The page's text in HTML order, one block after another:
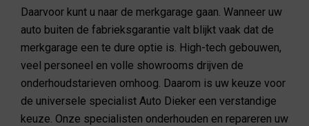
Daarvoor kunt u naar de merkgarage gaan. Wanneer uw
auto buiten de fabrieksgarantie valt blijkt vaak dat de
merkgarage een te dure optie is. High-tech gebouwen,
veel personeel en volle showrooms drijven de
onderhoudstarieven omhoog. Daarom is uw keuze voor
de universele specialist Auto Dieker een verstandige
keuze. Onze specialisten onderhouden en repareren uw